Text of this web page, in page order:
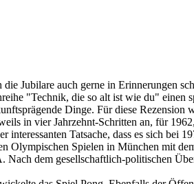
Jubilare auch gerne in Erinnerungen
"Technik, die so alt ist wie du" einen
Dinge. Für diese
in vier Jahrzehnt-Schritten an, für
Tatsache, dass es sich bei
Olympischen Spielen in München mit
dem gesellschaftlich-politischen